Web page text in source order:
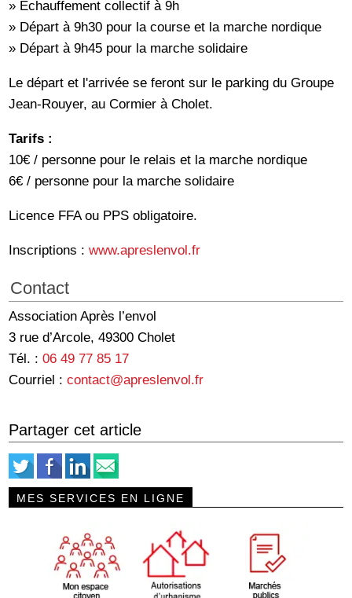
» Echauffement collectif à 9h
» Départ à 9h30 pour la course et la marche nordique
» Départ à 9h45 pour la marche solidaire
Le départ et l'arrivée se feront sur le parking du Groupe
Jean-Rouyer, au Cormier à Cholet.
Tarifs :
10€ / personne pour le relais et la marche nordique
6€ / personne pour la marche solidaire
Licence FFA ou PPS obligatoire.
Inscriptions :www.apreslenvol.fr
Contact
Association Après l’envol
3 rue d’Arcole, 49300 Cholet
Tél. :06 49 77 85 17
Courriel :contact@apreslenvol.fr
Partager cet article
MES SERVICES EN LIGNE